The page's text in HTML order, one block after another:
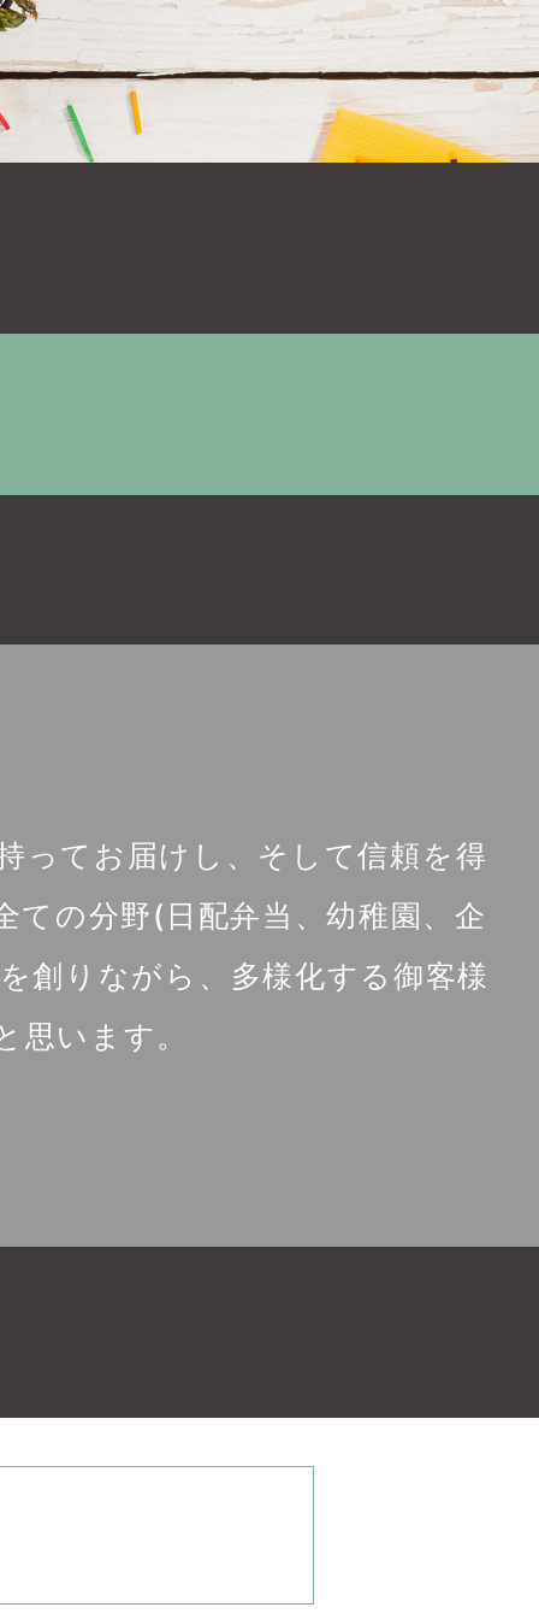
ってお届けし、そして信頼を得
の分野(日配弁当、幼稚園、企
創りながら、多様化する御客様
思います。